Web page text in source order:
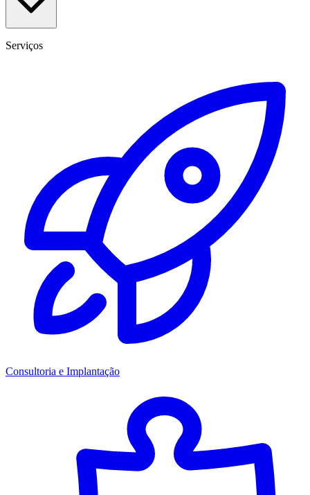
Serviços
Consultoria e Implantação